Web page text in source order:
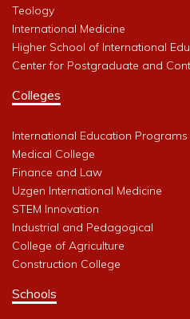
Teology
International Medicine
Higher School of International
Center for Postgraduate and
Colleges
International Education Programs
Medical College
Finance and Law
Uzgen International Medicine
STEM Innovation
Industrial and Pedagogical
College of Agriculture
Construction College
Schools